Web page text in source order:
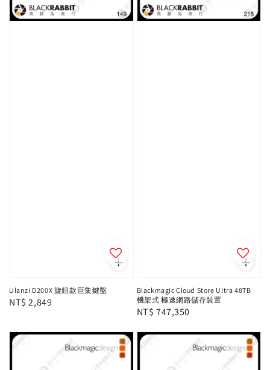
Ulanzi D200X 旋鈕款巨集鍵盤
Regular
NT$ 2,849
Blackmagic Cloud Store Ultra 48TB
機架式 極速網路儲存裝置
Regular
NT$ 747,350